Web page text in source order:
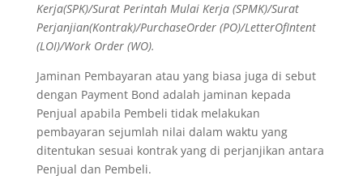
Kerja(SPK)/Surat Perintah Mulai Kerja (SPMK)/Surat
Perjanjian(Kontrak)/PurchaseOrder (PO)/LetterOfIntent
(LOI)/Work Order (WO).
Jaminan Pembayaran atau yang biasa juga di sebut
dengan Payment Bond adalah jaminan kepada
Penjual apabila Pembeli tidak melakukan
pembayaran sejumlah nilai dalam waktu yang
ditentukan sesuai kontrak yang di perjanjikan antara
Penjual dan Pembeli.